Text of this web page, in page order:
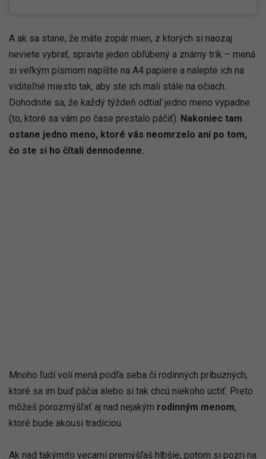
A ak sa stane, že máte zopár mien, z ktorých si naozaj
neviete vybrať, spravte jeden obľúbený a známy trik – mená
si veľkým písmom napíšte na A4 papiere a nalepte ich na
viditeľné miesto tak, aby ste ich mali stále na očiach.
Dohodnite sa, že každý týždeň odtiaľ jedno meno vypadne
(to, ktoré sa vám po čase prestalo páčiť). Nakoniec tam
ostane jedno meno, ktoré vás neomrzelo ani po tom,
čo ste si ho čítali dennodenne.
Mnoho ľudí volí mená podľa seba či rodinných príbuzných,
ktoré sa im buď páčia alebo si tak chcú niekoho uctiť. Preto
môžeš porozmýšľať aj nad nejakým rodinným menom,
ktoré bude akousi tradíciou.
Ak nad takýmito vecami premýšľaš hlbšie, potom si pozri na